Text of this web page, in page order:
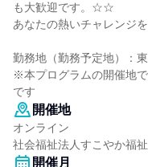
も大歓迎です。☆☆
あなたの熱いチャレンジ
勤務地（勤務予定地）：
※本プログラムの開催地
です
開催地
オンライン
社会福祉法人すこやか福
開催月